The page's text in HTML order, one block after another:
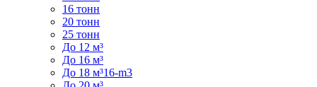
16 тонн
20 тонн
25 тонн
До 12 м³
До 16 м³
До 18 м³16-m3